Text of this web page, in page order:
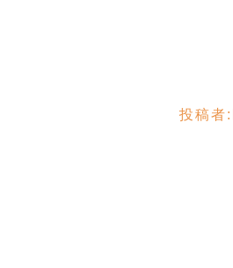
投稿者: